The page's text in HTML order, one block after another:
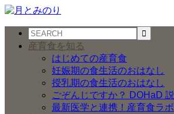
産育食を知る
はじめての産育食
妊娠期の食生活のおはなし
授乳期の食生活のおはなし
ごぞんじですか？ DOHaD 説
最新医学と連携！産育食ラボ